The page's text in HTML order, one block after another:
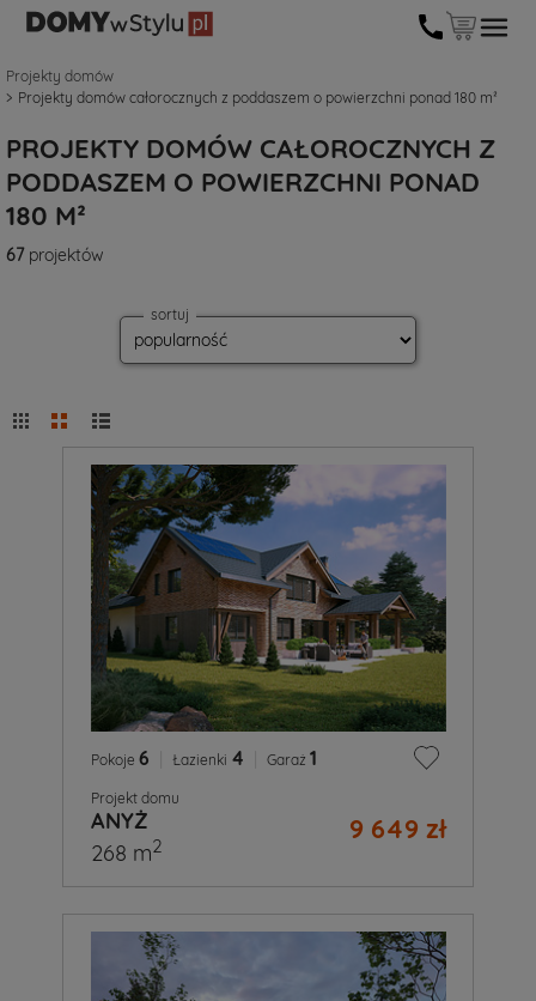
Projekty domów
Projekty domów całorocznych z poddaszem o powierzchni ponad 180 m²
PROJEKTY DOMÓW CAŁOROCZNYCH Z
PODDASZEM O POWIERZCHNI PONAD
180 M²
67projektów
sortuj
Pokoje 6 Łazienki 4 Garaż 1
Projekt domu
ANYŻ 9 649 zł
268 m2